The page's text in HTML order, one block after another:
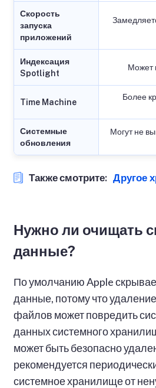
Скорость
запуска
приложений
Индексация
Spotlight
Может
Time Machine
Более
Системные
обновления
Могут не
Также смотрите: Другое
Нужно ли очищать
данные?
По умолчанию Apple
данные, потому что
файлов может повредить
данных системного
может быть безопасно
рекомендуется
системное хранилище от